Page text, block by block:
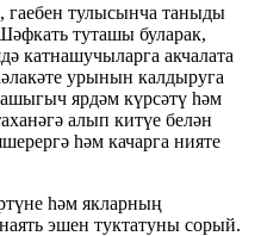
гаебен тулысынча таныды
туташы буларак,
катнашучыларга акчалата
урынын калдыруга
ярдәм күрсәтү һәм
алып китүе белән
һәм качарга нияте
һәм якларның
эшен туктатуны сорый.